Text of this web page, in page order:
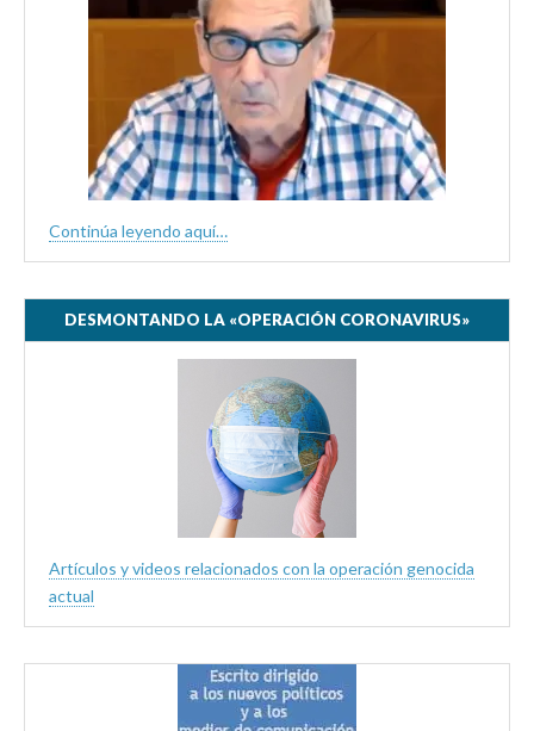
Continúa leyendo aquí…
DESMONTANDO LA «OPERACIÓN CORONAVIRUS»
Artículos y videos relacionados con la operación genocida
actual